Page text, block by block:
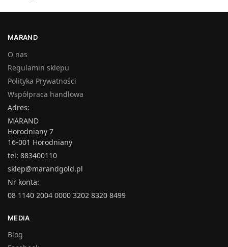
MARAND
O nas
Regulamin sklepu
Polityka Prywatności
Współpraca handlowa
Adres:
MARAND
Horodniany 7
16-001 Horodniany
tel: 883400110
sklep@marandgold.pl
Nr konta:
08 1140 2004 0000 3202 8320 8499
MEDIA
Blog